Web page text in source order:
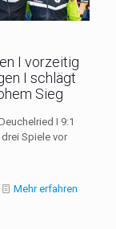
I vorzeitig
I schlägt
Sieg
I 9:1
Spiele vor
Mehr erfahren